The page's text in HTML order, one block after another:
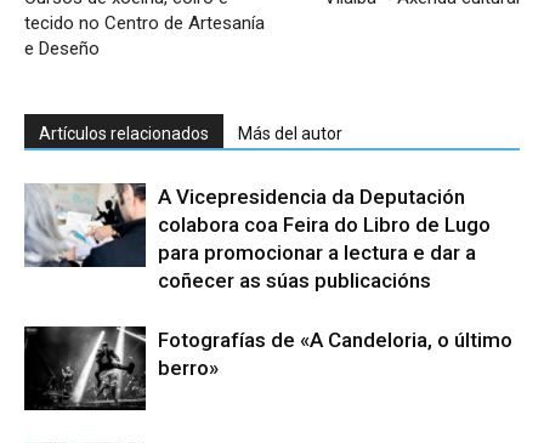
tecido no Centro de Artesanía
e Deseño
Artículos relacionados Más del autor
A Vicepresidencia da Deputación
colabora coa Feira do Libro de Lugo
para promocionar a lectura e dar a
coñecer as súas publicacións
Fotografías de «A Candeloria, o último
berro»